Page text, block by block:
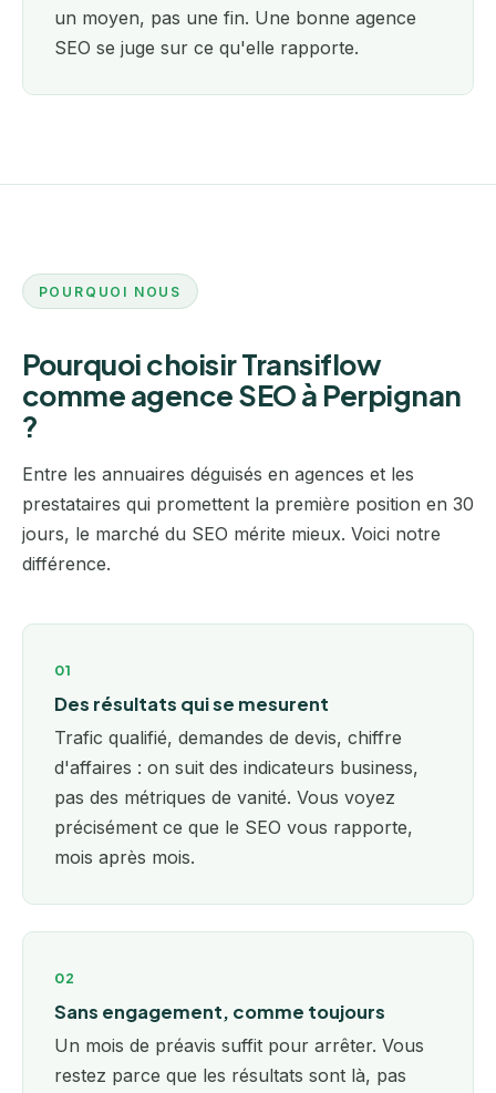
un moyen, pas une fin. Une bonne agence
SEO se juge sur ce qu'elle rapporte.
POURQUOI NOUS
Pourquoi choisir Transiflow
comme agence SEO à Perpignan
?
Entre les annuaires déguisés en agences et les
prestataires qui promettent la première position en 30
jours, le marché du SEO mérite mieux. Voici notre
différence.
01
Des résultats qui se mesurent
Trafic qualifié, demandes de devis, chiffre
d'affaires : on suit des indicateurs business,
pas des métriques de vanité. Vous voyez
précisément ce que le SEO vous rapporte,
mois après mois.
02
Sans engagement, comme toujours
Un mois de préavis suffit pour arrêter. Vous
restez parce que les résultats sont là, pas